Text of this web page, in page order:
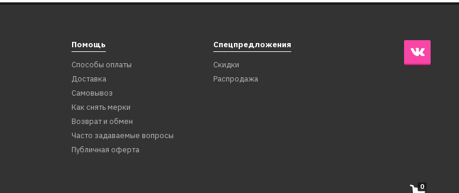
Помощь
Способы оплаты
Доставка
Самовывоз
Как снять мерки
Возврат и обмен
Часто задаваемые вопросы
Публичная оферта
Спецпредложения
Скидки
Распродажа
0